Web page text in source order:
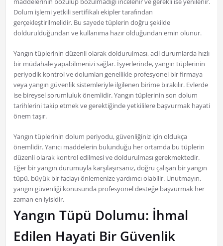
Dolum işlemi yetkili sertifikalı ekipler tarafından
gerçekleştirilmelidir. Bu sayede tüplerin doğru şekilde
doldurulduğundan ve kullanıma hazır olduğundan emin olunur.
Yangın tüplerinin düzenli olarak doldurulması, acil durumlarda hızlı
bir müdahale yapabilmenizi sağlar. İşyerlerinde, yangın tüplerinin
periyodik kontrol ve dolumları genellikle profesyonel bir firmaya
veya yangın güvenlik sistemleriyle ilgilenen birime bırakılır. Evlerde
ise bireysel sorumluluk önemlidir. Yangın tüplerinin son dolum
tarihlerini takip etmek ve gerektiğinde yetkililere başvurmak hayati
önem taşır.
Yangın tüplerinin dolum periyodu, güvenliğiniz için oldukça
önemlidir. Yanıcı maddelerin bulunduğu her ortamda bu tüplerin
düzenli olarak kontrol edilmesi ve doldurulması gerekmektedir.
Eğer bir yangın durumuyla karşılaşırsanız, doğru çalışan bir yangın
tüpü, büyük bir faciayı önlemenize yardımcı olabilir. Unutmayın,
yangın güvenliği konusunda profesyonel desteğe başvurmak her
zaman en iyisidir.
Yangın Tüpü Dolumu: İhmal
Edilen Hayati Bir Güvenlik